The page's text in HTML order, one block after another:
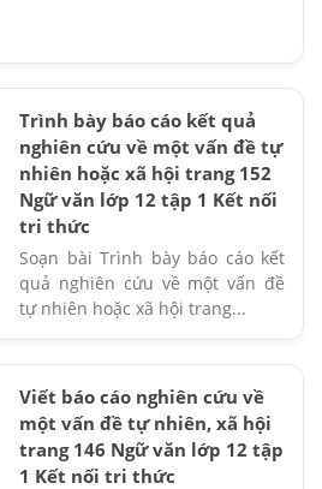
Trình bày báo cáo kết quả
nghiên cứu về một vấn đề tự
nhiên hoặc xã hội trang 152
Ngữ văn lớp 12 tập 1 Kết nối
tri thức
Soạn bài Trình bày báo cáo kết
quả nghiên cứu về một vấn đề
tự nhiên hoặc xã hội trang...
Viết báo cáo nghiên cứu về
một vấn đề tự nhiên, xã hội
trang 146 Ngữ văn lớp 12 tập
1 Kết nối tri thức